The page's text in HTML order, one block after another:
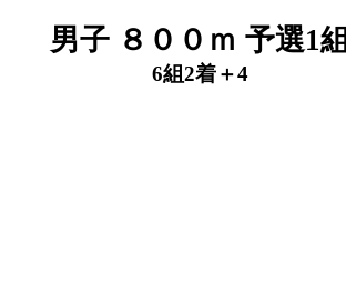
男子 ８００ｍ 予選1組
6組2着＋4